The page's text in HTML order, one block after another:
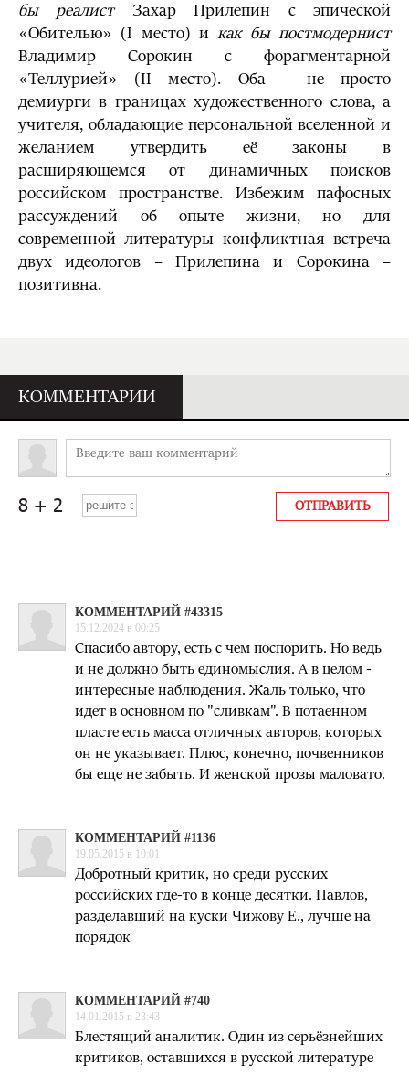
бы реалистЗахар Прилепин с эпической
«Обителью» (I место) икак бы постмодернист
Владимир Сорокин с форагментарной
«Теллурией» (II место). Оба – не просто
демиурги в границах художественного слова, а
учителя, обладающие персональной вселенной и
желанием утвердить её законы в
расширяющемся от динамичных поисков
российском пространстве. Избежим пафосных
рассуждений об опыте жизни, но для
современной литературы конфликтная встреча
двух идеологов – Прилепина и Сорокина –
позитивна.
КОММЕНТАРИИ
КОММЕНТАРИЙ #43315
15.12.2024 в 00:25
Спасибо автору, есть с чем поспорить. Но ведь
и не должно быть единомыслия. А в целом -
интересные наблюдения. Жаль только, что
идет в основном по "сливкам". В потаенном
пласте есть масса отличных авторов, которых
он не указывает. Плюс, конечно, почвенников
бы еще не забыть. И женской прозы маловато.
КОММЕНТАРИЙ #1136
19.05.2015 в 10:01
Добротный критик, но среди русских
российских где-то в конце десятки. Павлов,
разделавший на куски Чижову Е., лучше на
порядок
КОММЕНТАРИЙ #740
14.01.2015 в 23:43
Блестящий аналитик. Один из серьёзнейших
критиков, оставшихся в русской литературе